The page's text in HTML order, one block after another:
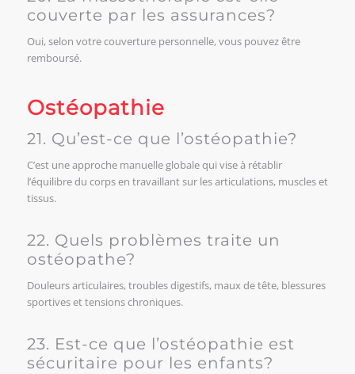
couverte par les assurances?
Oui, selon votre couverture personnelle, vous pouvez être
remboursé.
Ostéopathie
21. Qu’est-ce que l’ostéopathie?
C’est une approche manuelle globale qui vise à rétablir
l’équilibre du corps en travaillant sur les articulations, muscles et
tissus.
22. Quels problèmes traite un
ostéopathe?
Douleurs articulaires, troubles digestifs, maux de tête, blessures
sportives et tensions chroniques.
23. Est-ce que l’ostéopathie est
sécuritaire pour les enfants?